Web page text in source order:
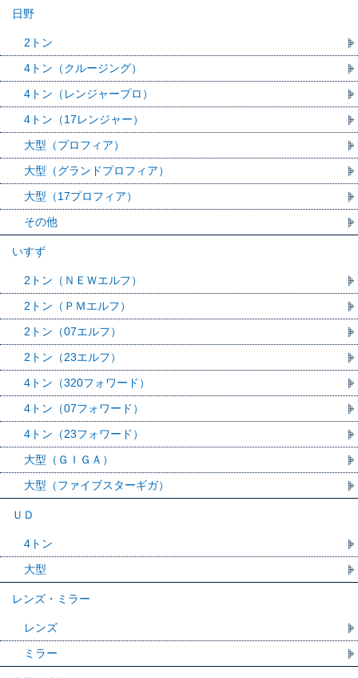
日野
2トン
4トン（クルージング）
4トン（レンジャープロ）
4トン（17レンジャー）
大型（プロフィア）
大型（グランドプロフィア）
大型（17プロフィア）
その他
いすず
2トン（ＮＥＷエルフ）
2トン（ＰＭエルフ）
2トン（07エルフ）
2トン（23エルフ）
4トン（320フォワード）
4トン（07フォワード）
4トン（23フォワード）
大型（ＧＩＧＡ）
大型（ファイブスターギガ）
ＵＤ
4トン
大型
レンズ・ミラー
レンズ
ミラー